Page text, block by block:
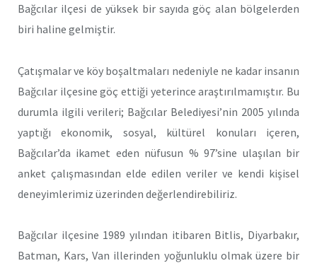
Bağcılar ilçesi de yüksek bir sayıda göç alan bölgelerden
biri haline gelmiştir.
Çatışmalar ve köy boşaltmaları nedeniyle ne kadar insanın
Bağcılar ilçesine göç ettiği yeterince araştırılmamıştır. Bu
durumla ilgili verileri; Bağcılar Belediyesi’nin 2005 yılında
yaptığı ekonomik, sosyal, kültürel konuları içeren,
Bağcılar’da ikamet eden nüfusun % 97’sine ulaşılan bir
anket çalışmasından elde edilen veriler ve kendi kişisel
deneyimlerimiz üzerinden değerlendirebiliriz.
Bağcılar ilçesine 1989 yılından itibaren Bitlis, Diyarbakır,
Batman, Kars, Van illerinden yoğunluklu olmak üzere bir